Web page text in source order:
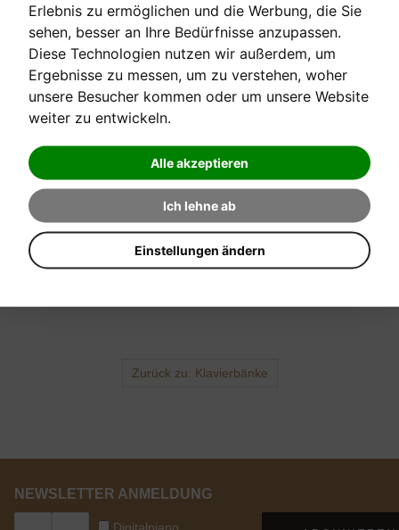
Erlebnis zu ermöglichen und die Werbung, die Sie
sehen, besser an Ihre Bedürfnisse anzupassen.
Diese Technologien nutzen wir außerdem, um
Ergebnisse zu messen, um zu verstehen, woher
unsere Besucher kommen oder um unsere Website
weiter zu entwickeln.
Alle akzeptieren
Ich lehne ab
Einstellungen ändern
Verkaufspreis:
20,00 €
EINE FRAGE ZUM PRODUKT STELLEN
Anfrage senden
Zurück zu: Klavierbänke
NEWSLETTER ANMELDUNG